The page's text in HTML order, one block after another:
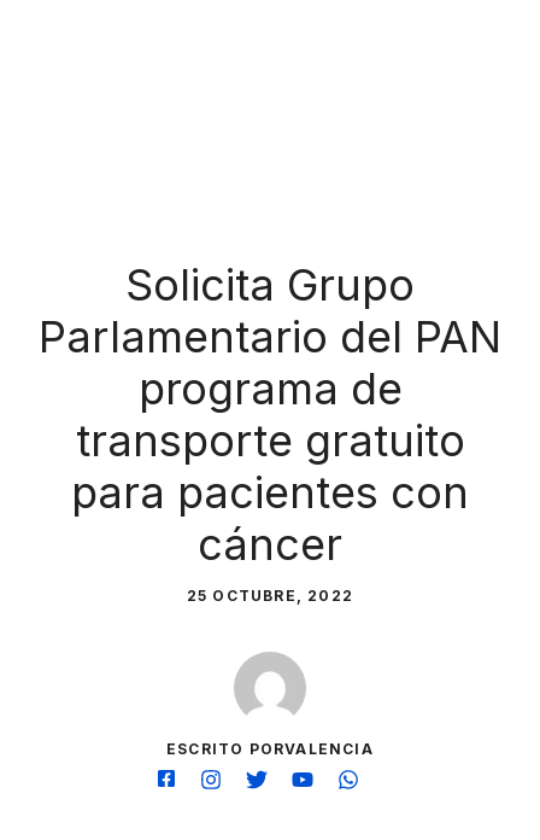
Solicita Grupo
Parlamentario del PAN
programa de
transporte gratuito
para pacientes con
cáncer
25 OCTUBRE, 2022
ESCRITO PORVALENCIA